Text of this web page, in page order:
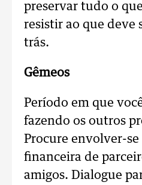
preservar tudo o
resistir ao que deve
trás.
Gêmeos
Período em que
fazendo os outros
Procure envolver-
financeira de
amigos. Dialogue